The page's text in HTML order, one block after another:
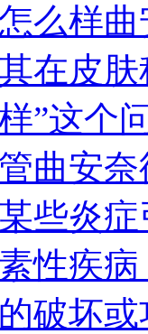
么样
在皮
”这个
曲安
些炎
性疾
破坏